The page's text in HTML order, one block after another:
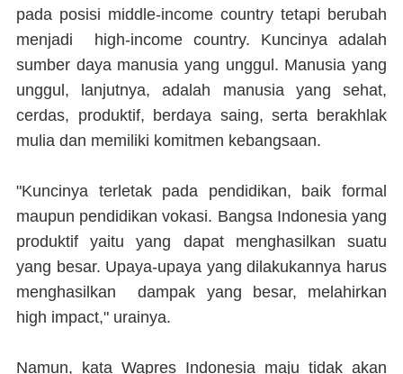
pada posisi middle-income country tetapi berubah
menjadi high-income country. Kuncinya adalah
sumber daya manusia yang unggul. Manusia yang
unggul, lanjutnya, adalah manusia yang sehat,
cerdas, produktif, berdaya saing, serta berakhlak
mulia dan memiliki komitmen kebangsaan.
"Kuncinya terletak pada pendidikan, baik formal
maupun pendidikan vokasi. Bangsa Indonesia yang
produktif yaitu yang dapat menghasilkan suatu
yang besar. Upaya-upaya yang dilakukannya harus
menghasilkan dampak yang besar, melahirkan
high impact," urainya.
Namun, kata Wapres Indonesia maju tidak akan